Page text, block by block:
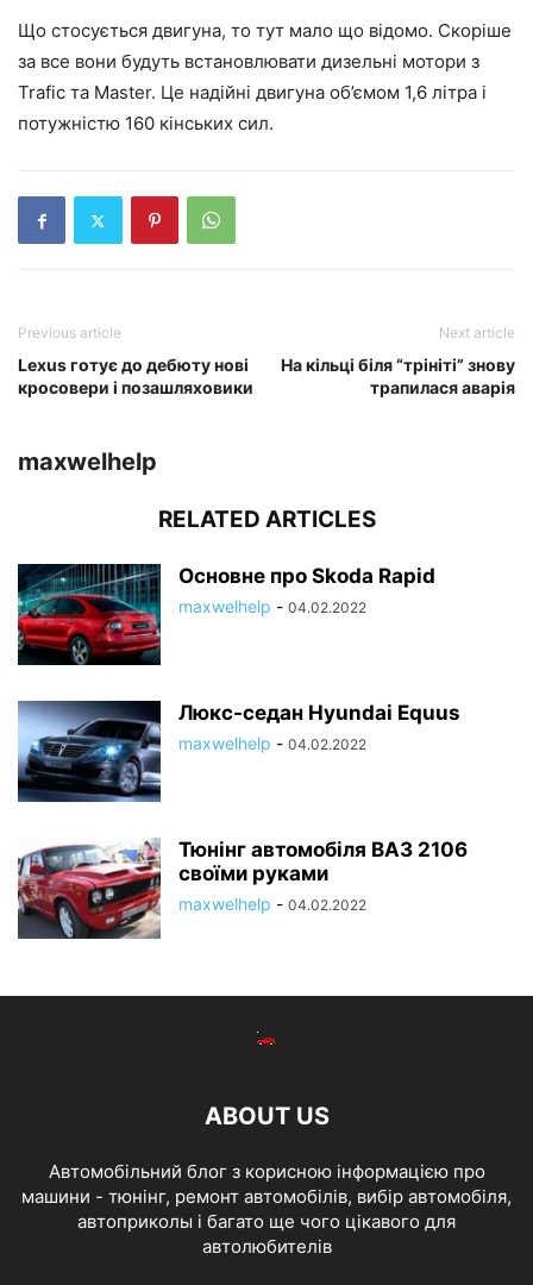
Що стосується двигуна, то тут мало що відомо. Скоріше
за все вони будуть встановлювати дизельні мотори з
Trafic та Master. Це надійні двигуна об’ємом 1,6 літра і
потужністю 160 кінських сил.
Previous article
Lexus готує до дебюту нові
кросовери і позашляховики
Next article
На кільці біля “трініті” знову
трапилася аварія
maxwelhelp
RELATED ARTICLES
Основне про Skoda Rapid
maxwelhelp - 04.02.2022
Люкс-седан Hyundai Equus
maxwelhelp - 04.02.2022
Тюнінг автомобіля ВАЗ 2106
своїми руками
maxwelhelp - 04.02.2022
ABOUT US
Автомобільний блог з корисною інформацією про
машини - тюнінг, ремонт автомобілів, вибір автомобіля,
автоприколы і багато ще чого цікавого для
автолюбителів